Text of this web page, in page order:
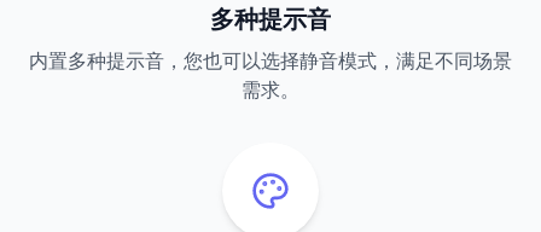
多种提示音
内置多种提示音，您也可以选择静音模式，满足不同场景
需求。